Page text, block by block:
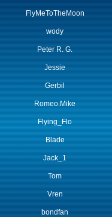
FlyMeToTheMoon
wody
Peter R. G.
Jessie
Gerbil
Romeo.Mike
Flying_Flo
Blade
Jack_1
Tom
Vren
bondfan